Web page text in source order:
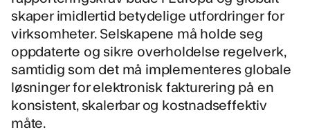
skaper imidlertid betydelige utfordringer for
virksomheter. Selskapene må holde seg
oppdaterte og sikre overholdelse regelverk,
samtidig som det må implementeres globale
løsninger for elektronisk fakturering på en
konsistent, skalerbar og kostnadseffektiv
måte.